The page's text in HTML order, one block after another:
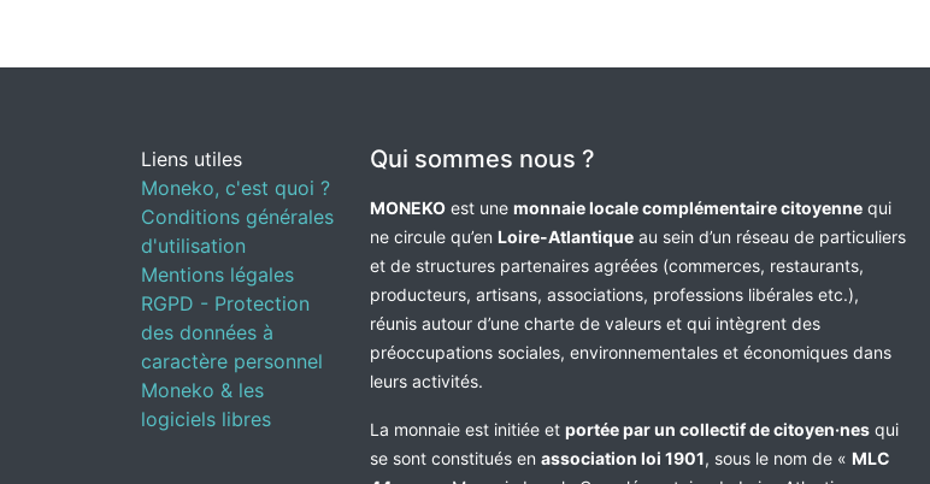
Liens utiles
Moneko, c'est quoi ?
Conditions générales
d'utilisation
Mentions légales
RGPD - Protection
des données à
caractère personnel
Moneko & les
logiciels libres
Qui sommes nous ?
MONEKO est une monnaie locale complémentaire citoyenne qui
ne circule qu’en Loire-Atlantique au sein d’un réseau de particuliers
et de structures partenaires agréées (commerces, restaurants,
producteurs, artisans, associations, professions libérales etc.),
réunis autour d’une charte de valeurs et qui intègrent des
préoccupations sociales, environnementales et économiques dans
leurs activités.
La monnaie est initiée et portée par un collectif de citoyen·nes qui
se sont constitués en association loi 1901, sous le nom de « MLC